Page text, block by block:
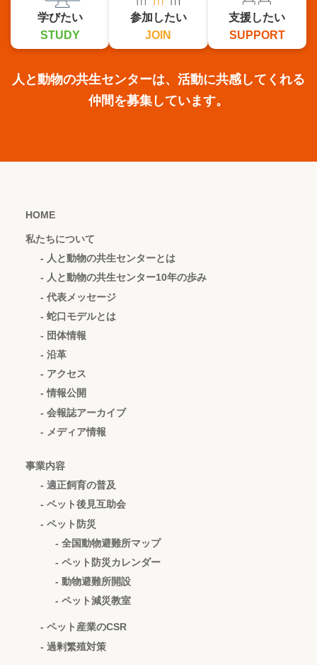
学びたい
STUDY
参加したい
JOIN
支援したい
SUPPORT
人と動物の共生センターは、活動に共感してくれる
仲間を募集しています。
HOME
私たちについて
- 人と動物の共生センターとは
- 人と動物の共生センター10年の歩み
- 代表メッセージ
- 蛇口モデルとは
- 団体情報
- 沿革
- アクセス
- 情報公開
- 会報誌アーカイブ
- メディア情報
事業内容
- 適正飼育の普及
- ペット後見互助会
- ペット防災
- 全国動物避難所マップ
- ペット防災カレンダー
- 動物避難所開設
- ペット減災教室
- ペット産業のCSR
- 過剰繁殖対策